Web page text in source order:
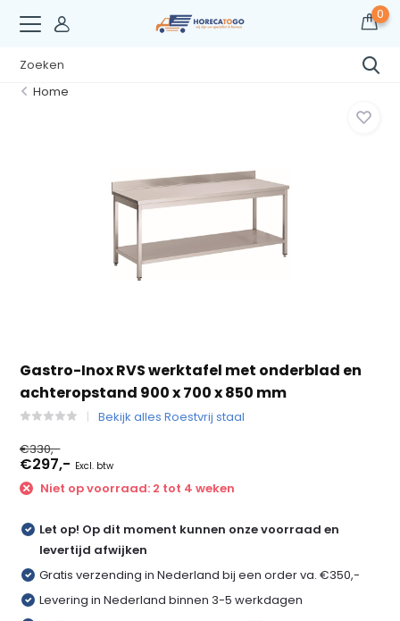
0
Home
Gastro-Inox RVS werktafel met onderblad en
achteropstand 900 x 700 x 850 mm
Bekijk alles Roestvrij staal
€330,-
€297,- Excl. btw
Niet op voorraad: 2 tot 4 weken
Let op! Op dit moment kunnen onze voorraad en
levertijd afwijken
Gratis verzending in Nederland bij een order va. €350,-
Levering in Nederland binnen 3-5 werkdagen